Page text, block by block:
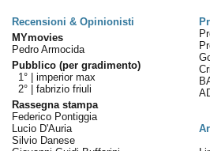
Recensioni & Opinionisti
MYmovies
Pedro Armocida
Pubblico (per gradimento)
1° | imperior max
2° | fabrizio friuli
Rassegna stampa
Federico Pontiggia
Lucio D'Auria
Silvio Danese